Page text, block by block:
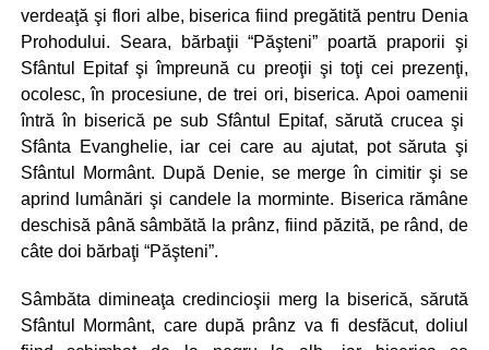
verdeaţă şi flori albe, biserica fiind pregătită pentru Denia
Prohodului. Seara, bărbaţii “Păşteni” poartă praporii şi
Sfântul Epitaf şi împreună cu preoţii şi toţi cei prezenţi,
ocolesc, în procesiune, de trei ori, biserica. Apoi oamenii
întră în biserică pe sub Sfântul Epitaf, sărută crucea şi
Sfânta Evanghelie, iar cei care au ajutat, pot săruta şi
Sfântul Mormânt. După Denie, se merge în cimitir şi se
aprind lumânări şi candele la morminte. Biserica rămâne
deschisă până sâmbătă la prânz, fiind păzită, pe rând, de
câte doi bărbaţi “Păşteni”.
Sâmbăta dimineaţa credincioşii merg la biserică, sărută
Sfântul Mormânt, care după prânz va fi desfăcut, doliul